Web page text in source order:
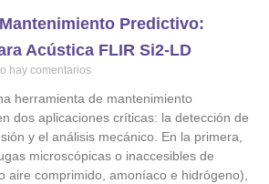
Predictivo:
Acústica FLIR Si2-LD
hay comentarios
herramienta de mantenimiento
dos aplicaciones críticas: la detección de
y el análisis mecánico. En la primera,
microscópicas o inaccesibles de
aire comprimido, amoníaco e hidrógeno),